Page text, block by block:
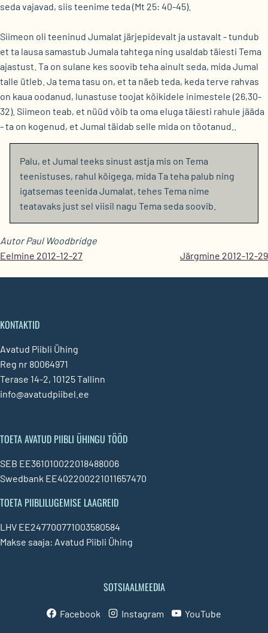
seda vajavad, siis teenime teda (Mt 25: 40-45).
Siimeon oli teeninud Jumalat järjepidevalt ja ustavalt - tundub
et ta lausa samastub Jumala tahtega ning usaldab täiesti Tema
ajastust. Ta on sulane kes soovib teha ainult seda, mida Jumal
talle ütleb. Ja tema tasu on, et ta näeb teda, keda terve rahvas
on kaua oodanud, lunastuse toojat kõikidele inimestele (26,30-
32). Siimeon teab, et nüüd võib ta oma eluga täiesti rahule jääda
- ta on kogenud, et Jumal täidab selle mida on tõotanud..
Palu, et Jumal teeks sinust astja mis on Tema
teenistuses, rahul kõigega, mida Ta teha palub ning
igatsemas teenida Jumalat, tehes Tema nime
teatavaks just sel viisil nagu Tema seda soovib.
Autor Paul Woodbridge
Eelmine 2012-12-27
Järgmine 2012-12-29
KONTAKTID
Avatud Piibli Ühing
Reg nr 80064971
Terase 14-2, 10125 Tallinn
info@avatudpiibel.ee
TOETA AVATUD PIIBLI ÜHINGU TÖÖD
SEB EE361010022018488006
Swedbank EE402200221011657470
TOETA PIIBLILUGEMISE LAAGREID
LHV EE247700771003580584
Makse saaja: Avatud Piibli Ühing
SOTSIAALMEEDIA
Facebook Instagram YouTube